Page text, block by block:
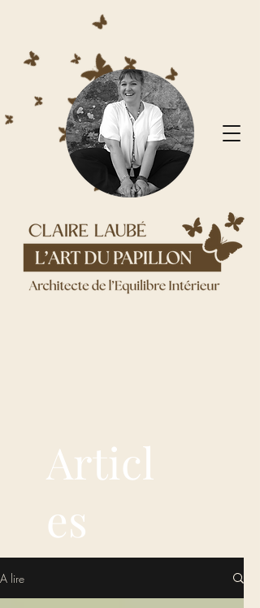
Articl
es
A lire